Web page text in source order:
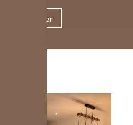
Nous contacter